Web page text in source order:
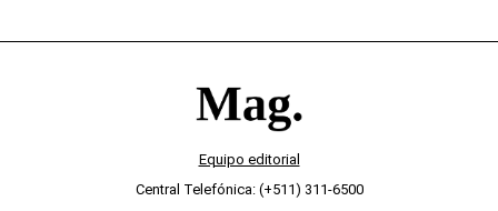
Equipo editorial
Central Telefónica: (+511) 311-6500